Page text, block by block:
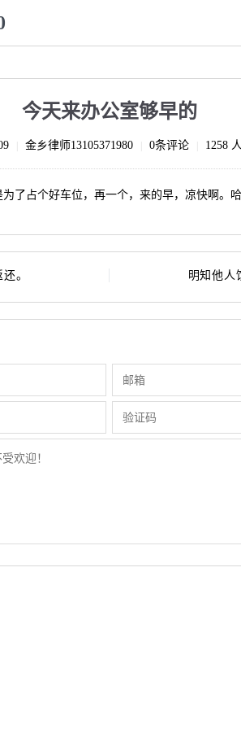
今天来办公室够早的
金乡律师13105371980 0条评论 1258
了占个好车位，再一个，来的早，凉快啊。
。 明知他人